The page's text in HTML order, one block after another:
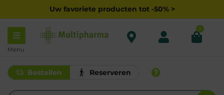
Uw favoriete producten tot -50% >
Menu
0
Bestellen Reserveren